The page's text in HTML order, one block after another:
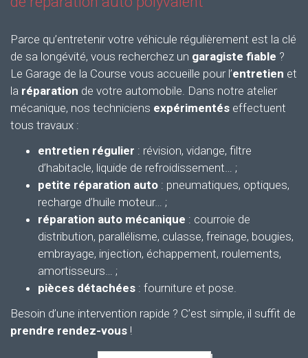
Parce qu’entretenir votre véhicule régulièrement est la clé
de sa longévité, vous recherchez un garagiste fiable ?
Le Garage de la Course vous accueille pour l’entretien et
la réparation de votre automobile. Dans notre atelier
mécanique, nos techniciens expérimentés effectuent
tous travaux :
entretien régulier : révision, vidange, filtre
d’habitacle, liquide de refroidissement… ;
petite réparation auto : pneumatiques, optiques,
recharge d’huile moteur… ;
réparation auto mécanique : courroie de
distribution, parallélisme, culasse, freinage, bougies,
embrayage, injection, échappement, roulements,
amortisseurs… ;
pièces détachées : fourniture et pose.
Besoin d’une intervention rapide ? C’est simple, il suffit de
prendre rendez-vous !